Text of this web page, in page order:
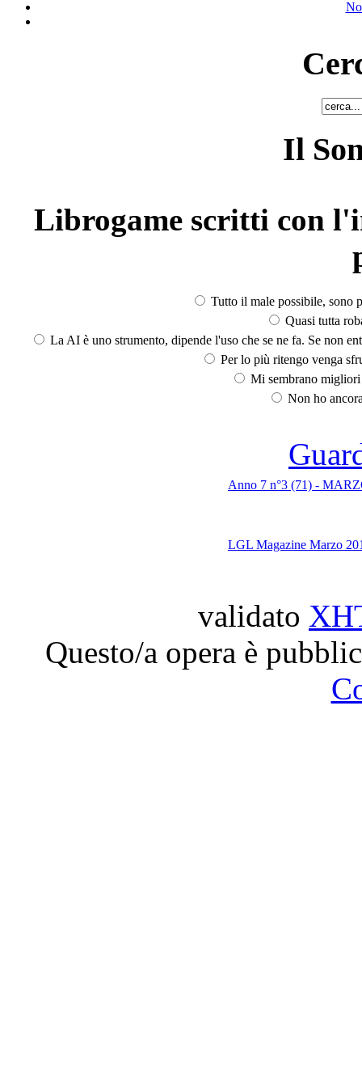
Il
Librogame scritti con
Tutto il male possibile, sono
Quasi tutta
La AI è uno strumento, dipende l'uso che se ne fa. Se non
Per lo più ritengo venga
Mi sembrano
Non ho
Anno 7 n°3 (71) -
LGL Magazine Marzo
validato
Questo/a opera è